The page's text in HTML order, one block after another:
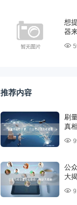
想
器
推荐内容
刷
真
公
大